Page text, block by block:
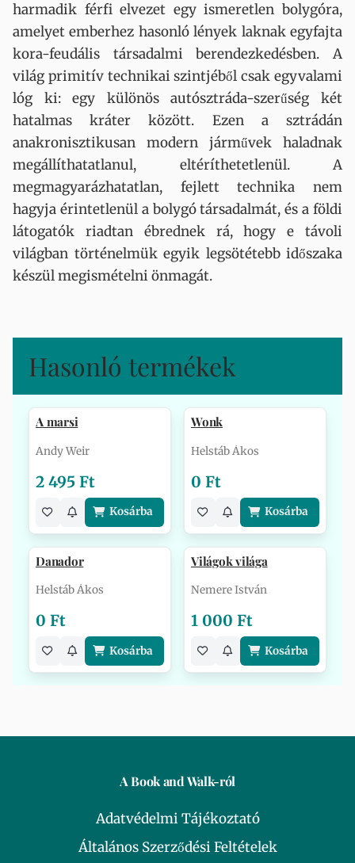
harmadik férfi elvezet egy ismeretlen bolygóra,
amelyet emberhez hasonló lények laknak egyfajta
kora-feudális társadalmi berendezkedésben. A
világ primitív technikai szintjéből csak egyvalami
lóg ki: egy különös autósztráda-szerűség két
hatalmas kráter között. Ezen a sztrádán
anakronisztikusan modern járművek haladnak
megállíthatatlanul, eltéríthetetlenül. A
megmagyarázhatatlan, fejlett technika nem
hagyja érintetlenül a bolygó társadalmát, és a földi
látogatók riadtan ébrednek rá, hogy e távoli
világban történelmük egyik legsötétebb időszaka
készül megismételni önmagát.
Hasonló termékek
A marsi
Andy Weir
2 495 Ft
Kosárba
Wonk
Helstáb Ákos
0 Ft
Kosárba
Danador
Helstáb Ákos
0 Ft
Kosárba
Világok világa
Nemere István
1 000 Ft
Kosárba
A Book and Walk-ról
Adatvédelmi Tájékoztató
Általános Szerződési Feltételek